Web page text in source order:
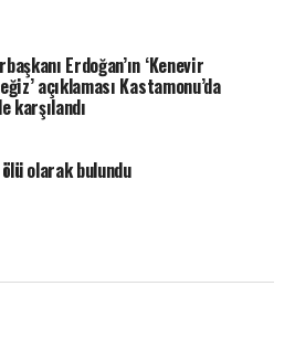
Erdoğan’ın ‘Kenevir
açıklaması Kastamonu’da
karşılandı
olarak bulundu